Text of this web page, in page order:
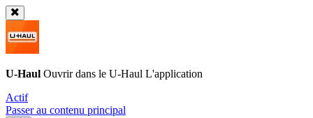
U-Haul Ouvrir dans le U-Haul L'application
Actif
Passer au contenu principal